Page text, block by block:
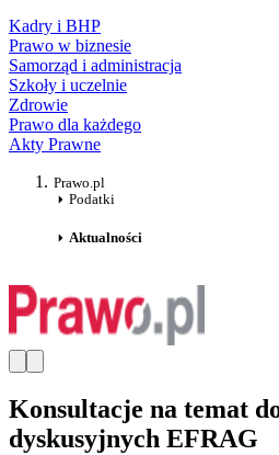
Kadry i BHP
Prawo w biznesie
Samorząd i administracja
Szkoły i uczelnie
Zdrowie
Prawo dla każdego
Akty Prawne
Prawo.pl
Podatki
Aktualności
Konsultacje na temat
dyskusyjnych EFRAG